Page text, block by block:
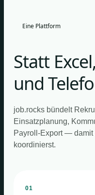
Eine Plattform
Statt
und
job.rocks bündelt
Einsatzplanung,
Payroll-Export — damit
koordinierst.
01